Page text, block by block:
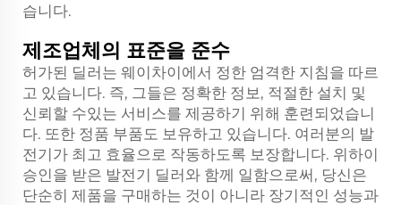
습니다.
제조업체의 표준을 준수
허가된 딜러는 웨이차이에서 정한 엄격한 지침을 따르
고 있습니다. 즉, 그들은 정확한 정보, 적절한 설치 및
신뢰할 수있는 서비스를 제공하기 위해 훈련되었습니
다. 또한 정품 부품도 보유하고 있습니다. 여러분의 발
전기가 최고 효율으로 작동하도록 보장합니다. 위하이
승인을 받은 발전기 딜러와 함께 일함으로써, 당신은
단순히 제품을 구매하는 것이 아니라 장기적인 성능과